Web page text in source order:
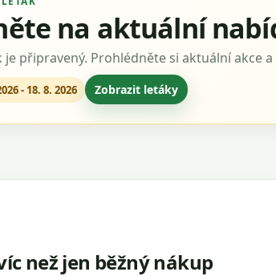
na aktuální
je připravený. Prohlédněte si aktuální akce
- 18. 8. 2026 Zobrazit letáky
než jen běžný nákup